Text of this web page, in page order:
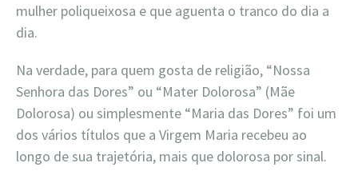
mulher poliqueixosa e que aguenta o tranco do dia a
dia.
Na verdade, para quem gosta de religião, “Nossa
Senhora das Dores” ou “Mater Dolorosa” (Mãe
Dolorosa) ou simplesmente “Maria das Dores” foi um
dos vários títulos que a Virgem Maria recebeu ao
longo de sua trajetória, mais que dolorosa por sinal.